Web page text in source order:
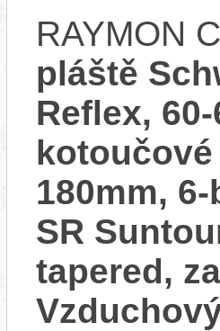
RAYMON
pláště
Reflex,
kotoučové
180mm,
SR
tapered,